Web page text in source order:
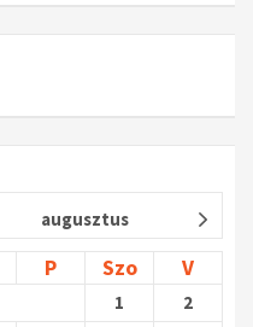
augusztus
P Szo V
1 2